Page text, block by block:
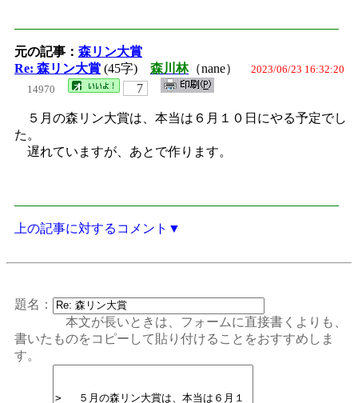
元の記事： 森リン大賞
Re: 森リン大賞 (45字) 森川林（nane） 2023/06/23 16:32:20
14970
7
５月の森リン大賞は、本当は６月１０日にやる予定でし
た。
遅れていますが、あとで作ります。
上の記事に対するコメント▼
題名：
本文が長いときは、フォームに直接書くよりも、
書いたものをコピーして貼り付けることをおすすめしま
す。